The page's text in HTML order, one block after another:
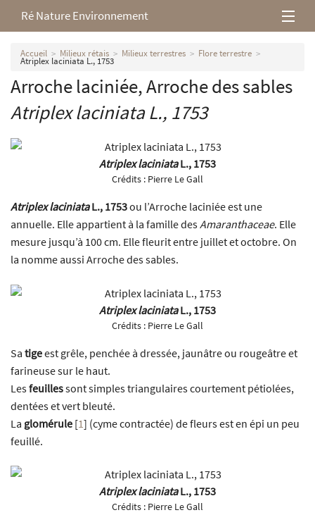
Ré Nature Environnement
L’association
Milieux rétais
Nos parutions
Accueil Milieux rétais Milieux terrestres Flore terrestre
Atriplex laciniata L., 1753
Arroche laciniée, Arroche des sables
Atriplex laciniataL., 1753
Atriplex laciniataL., 1753
Crédits : Pierre Le Gall
Atriplex laciniataL., 1753ou l’Arroche laciniée est une
annuelle. Elle appartient à la famille desAmaranthaceae. Elle
mesure jusqu’à 100 cm. Elle fleurit entre juillet et octobre. On
la nomme aussi Arroche des sables.
Atriplex laciniataL., 1753
Crédits : Pierre Le Gall
Sa tigeest grêle, penchée à dressée, jaunâtre ou rougeâtre et
farineuse sur le haut.
Lesfeuillessont simples triangulaires courtement pétiolées,
dentées et vert bleuté.
La glomérule [1] (cyme contractée) de fleurs est en épi un peu
feuillé.
Atriplex laciniataL., 1753
Crédits : Pierre Le Gall